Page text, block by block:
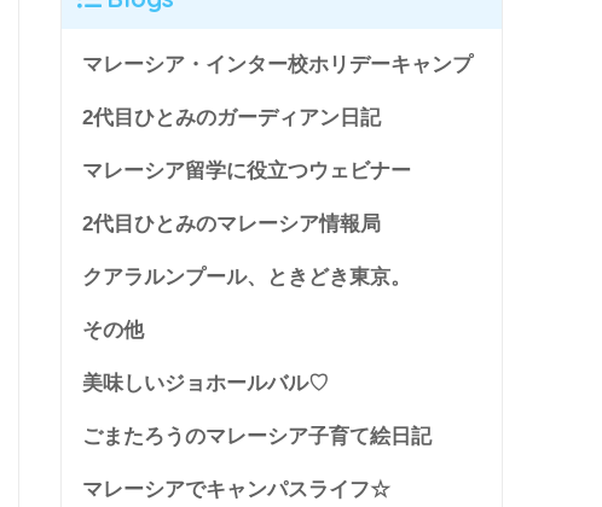
マレーシア・インター校ホリデーキャンプ
2代目ひとみのガーディアン日記
マレーシア留学に役立つウェビナー
2代目ひとみのマレーシア情報局
クアラルンプール、ときどき東京。
その他
美味しいジョホールバル♡
ごまたろうのマレーシア子育て絵日記
マレーシアでキャンパスライフ☆